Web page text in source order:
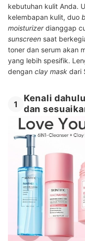
kebutuhan kulit Anda.
kelembapan kulit, duo
moisturizerdianggap
sunscreen saat
toner dan serum akan
yang lebih spesifik.
dengan clay mask dari
1
Kenali
dan